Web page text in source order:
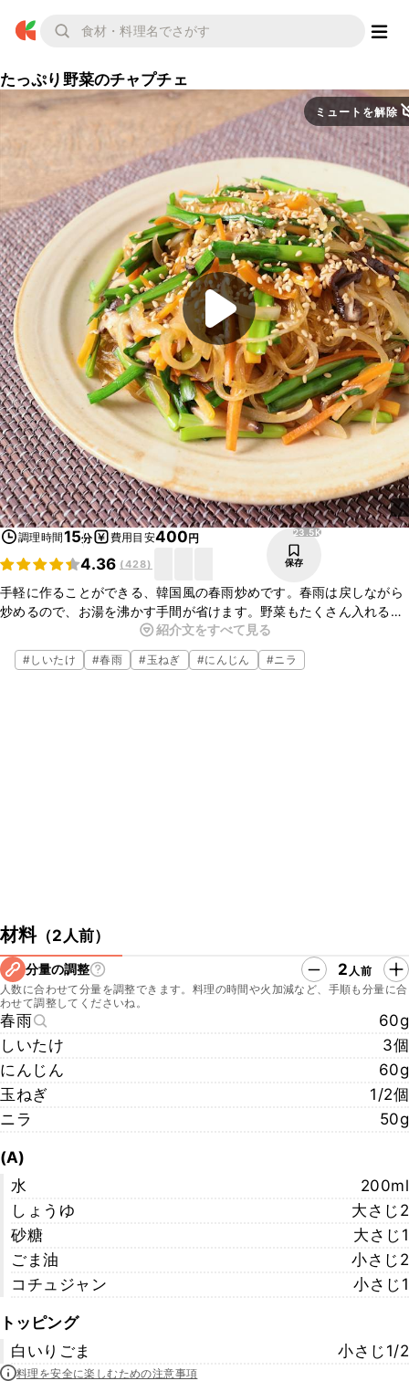
たっぷり野菜のチャプチェ
ミュートを解除
調理時間15分 費用目安400円
4.36 (428)
23.5K
保存
手軽に作ることができる、韓国風の春雨炒めです。春雨は戻しながら
炒めるので、お湯を沸かす手間が省けます。野菜もたくさん入れるの
でボリュームがあり、食べ応えがあります。お酒のおつまみに、夜食
に、おすすめです。
紹介文をすべて見る
#しいたけ #春雨 #玉ねぎ #にんじん #ニラ
材料（2人前）
分量の調整 2 人前
人数に合わせて分量を調整できます。料理の時間や火加減など、手順も分量に合
わせて調整してくださいね。
春雨
60g
しいたけ
3個
にんじん
60g
玉ねぎ
1/2個
ニラ
50g
(A)
水
200ml
しょうゆ
大さじ2
砂糖
大さじ1
ごま油
小さじ2
コチュジャン
小さじ1
トッピング
白いりごま
小さじ1/2
料理を安全に楽しむための注意事項